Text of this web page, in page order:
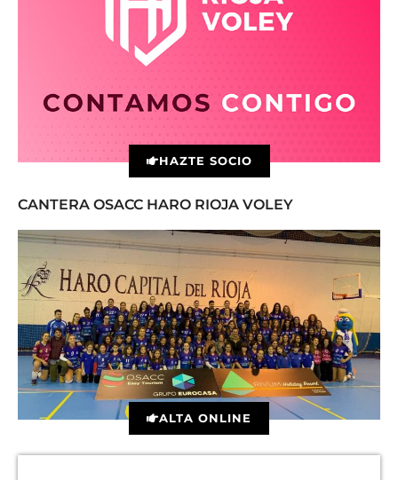
HAZTE SOCIO
CANTERA OSACC HARO RIOJA VOLEY
ALTA ONLINE